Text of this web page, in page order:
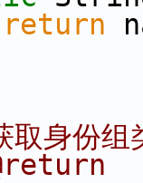
return
身份组